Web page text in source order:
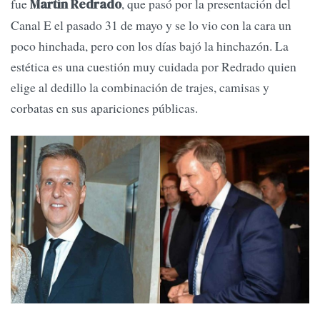
fueMartín Redrado, que pasó por la presentación del
Canal E el pasado 31 de mayo y se lo vio con la cara un
poco hinchada, pero con los días bajó la hinchazón. La
estética es una cuestión muy cuidada por Redrado quien
elige al dedillo la combinación de trajes, camisas y
corbatas en sus apariciones públicas.